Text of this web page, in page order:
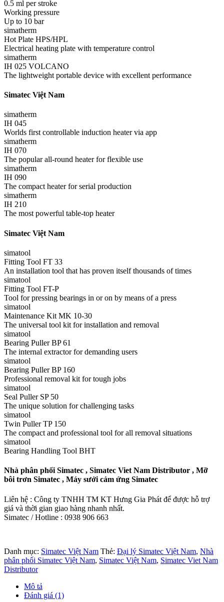
0.5 ml per stroke
Working pressure
Up to 10 bar
simatherm
Hot Plate HPS/HPL
Electrical heating plate with temperature control
simatherm
IH 025 VOLCANO
The lightweight portable device with excellent performance
Simatec Việt Nam
simatherm
IH 045
Worlds first controllable induction heater via app
simatherm
IH 070
The popular all-round heater for flexible use
simatherm
IH 090
The compact heater for serial production
simatherm
IH 210
The most powerful table-top heater
Simatec Việt Nam
simatool
Fitting Tool FT 33
An installation tool that has proven itself thousands of times
simatool
Fitting Tool FT-P
Tool for pressing bearings in or on by means of a press
simatool
Maintenance Kit MK 10-30
The universal tool kit for installation and removal
simatool
Bearing Puller BP 61
The internal extractor for demanding users
simatool
Bearing Puller BP 160
Professional removal kit for tough jobs
simatool
Seal Puller SP 50
The unique solution for challenging tasks
simatool
Twin Puller TP 150
The compact and professional tool for all removal situations
simatool
Bearing Handling Tool BHT
Nhà phân phối Simatec , Simatec Viet Nam Distributor , Mỡ
bôi trơn Simatec , Máy sưởi cảm ứng Simatec
Liên hệ : Công ty TNHH TM KT Hưng Gia Phát để được hỗ trợ
giá và thời gian giao hàng nhanh nhất.
Simatec / Hotline : 0938 906 663
Danh mục: Simatec Việt Nam Thẻ: Đại lý Simatec Việt Nam, Nhà
phân phối Simatec Việt Nam, Simatec Việt Nam, Simatec Viet Nam
Distributor
Mô tả
Đánh giá (1)